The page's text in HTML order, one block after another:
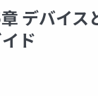
章 デバイ
ド